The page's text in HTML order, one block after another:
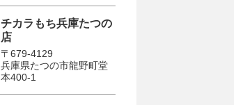
チカラもち兵庫たつの
店
〒679-4129
兵庫県たつの市龍野町堂
本400-1